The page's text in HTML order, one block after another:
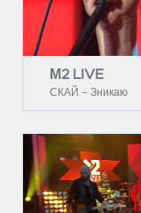
М2 LIVE
СКАЙ – Зникаю